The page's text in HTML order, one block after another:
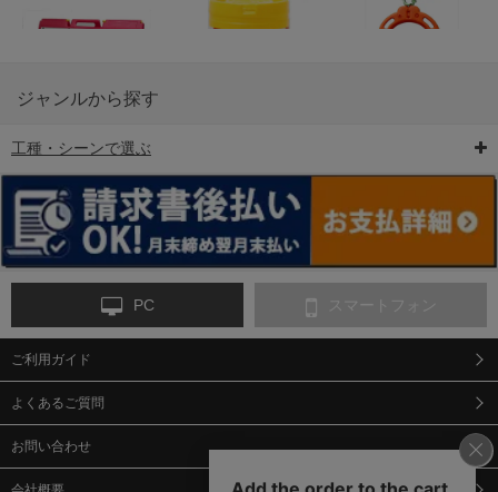
6-矢印板/LED矢印板
ンス
9-点字マット・タイ
ジャンルから探す
工種・シーンで選ぶ
PC スマートフォン
ご利用ガイド
よくあるご質問
お問い合わせ